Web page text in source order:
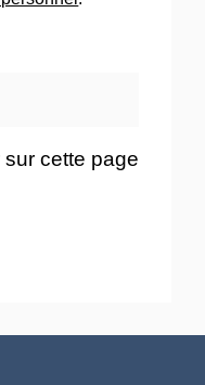
cette page